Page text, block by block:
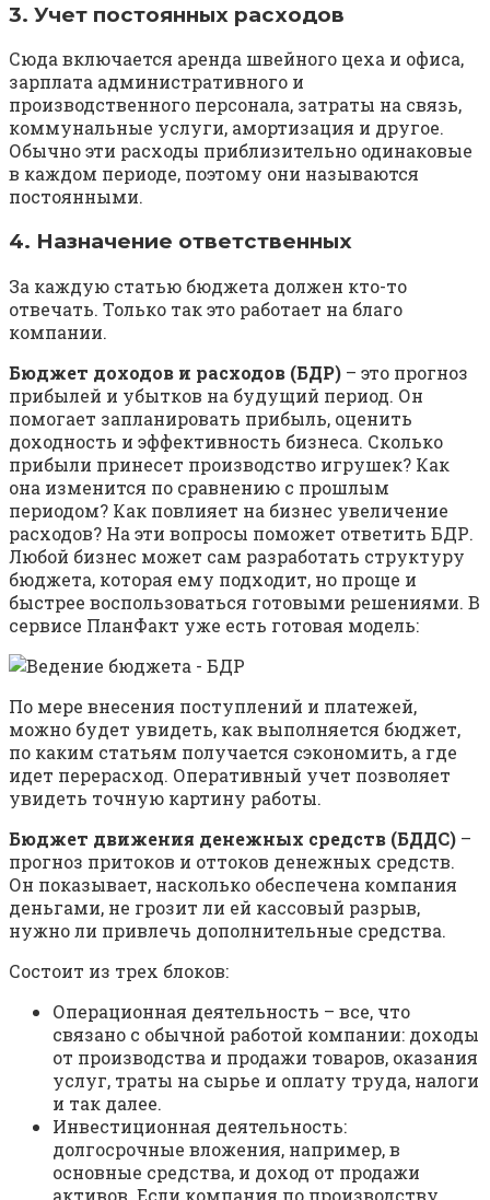
3. Учет постоянных расходов
Сюда включается аренда швейного цеха и офиса,
зарплата административного и
производственного персонала, затраты на связь,
коммунальные услуги, амортизация и другое.
Обычно эти расходы приблизительно одинаковые
в каждом периоде, поэтому они называются
постоянными.
4. Назначение ответственных
За каждую статью бюджета должен кто-то
отвечать. Только так это работает на благо
компании.
Бюджет доходов и расходов (БДР) – это прогноз
прибылей и убытков на будущий период. Он
помогает запланировать прибыль, оценить
доходность и эффективность бизнеса. Сколько
прибыли принесет производство игрушек? Как
она изменится по сравнению с прошлым
периодом? Как повлияет на бизнес увеличение
расходов? На эти вопросы поможет ответить БДР.
Любой бизнес может сам разработать структуру
бюджета, которая ему подходит, но проще и
быстрее воспользоваться готовыми решениями. В
сервисе ПланФакт уже есть готовая модель:
По мере внесения поступлений и платежей,
можно будет увидеть, как выполняется бюджет,
по каким статьям получается сэкономить, а где
идет перерасход. Оперативный учет позволяет
увидеть точную картину работы.
Бюджет движения денежных средств (БДДС) –
прогноз притоков и оттоков денежных средств.
Он показывает, насколько обеспечена компания
деньгами, не грозит ли ей кассовый разрыв,
нужно ли привлечь дополнительные средства.
Состоит из трех блоков:
Операционная деятельность – все, что
связано с обычной работой компании: доходы
от производства и продажи товаров, оказания
услуг, траты на сырье и оплату труда, налоги
и так далее.
Инвестиционная деятельность:
долгосрочные вложения, например, в
основные средства, и доход от продажи
активов. Если компания по производству